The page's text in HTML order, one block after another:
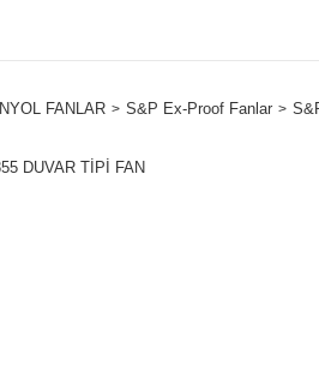
FANLAR S&P Ex-Proof Fanlar